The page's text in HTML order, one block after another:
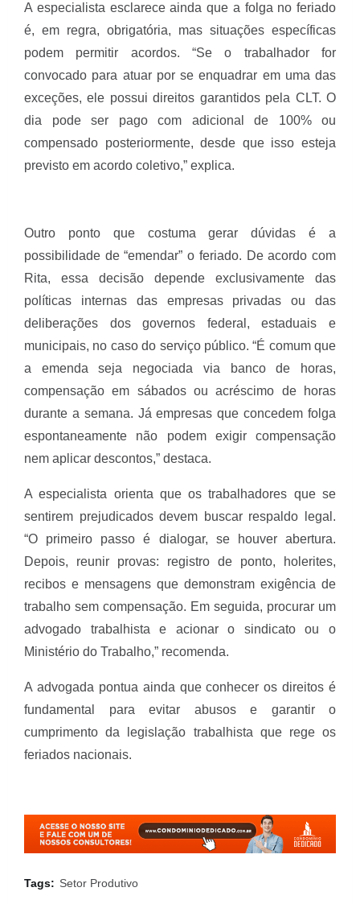
A especialista esclarece ainda que a folga no feriado
é, em regra, obrigatória, mas situações específicas
podem permitir acordos. “Se o trabalhador for
convocado para atuar por se enquadrar em uma das
exceções, ele possui direitos garantidos pela CLT. O
dia pode ser pago com adicional de 100% ou
compensado posteriormente, desde que isso esteja
previsto em acordo coletivo,” explica.
Outro ponto que costuma gerar dúvidas é a
possibilidade de “emendar” o feriado. De acordo com
Rita, essa decisão depende exclusivamente das
políticas internas das empresas privadas ou das
deliberações dos governos federal, estaduais e
municipais, no caso do serviço público. “É comum que
a emenda seja negociada via banco de horas,
compensação em sábados ou acréscimo de horas
durante a semana. Já empresas que concedem folga
espontaneamente não podem exigir compensação
nem aplicar descontos,” destaca.
A especialista orienta que os trabalhadores que se
sentirem prejudicados devem buscar respaldo legal.
“O primeiro passo é dialogar, se houver abertura.
Depois, reunir provas: registro de ponto, holerites,
recibos e mensagens que demonstram exigência de
trabalho sem compensação. Em seguida, procurar um
advogado trabalhista e acionar o sindicato ou o
Ministério do Trabalho,” recomenda.
A advogada pontua ainda que conhecer os direitos é
fundamental para evitar abusos e garantir o
cumprimento da legislação trabalhista que rege os
feriados nacionais.
Tags: Setor Produtivo